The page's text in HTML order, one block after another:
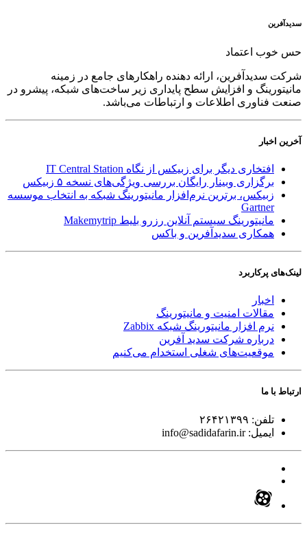
سدید‌آفرین
حس خوب اعتماد
شرکت سدید‌آفرین، ارائه دهنده راهکارهای جامع در زمینه
مانیتورینگ و افزایش سطح پایداری زیر ساخت‌های شبکه، پیشرو در
صنعت فناوری اطلاعات و ارتباطات می‌باشد.
آخرین اخبار
افتخاری دیگر برای زبیکس از نگاه IT Central Station
برگزاری وبینار رایگان بررسی ویژگی‌های نسخه ۵ زبیکس
زبیکس، برترین نرم‌افزار مانیتورینگ شبکه به انتخاب موسسه
Gartner
مانیتورینگ سیستم آنلاین رزرو بلیط Makemytrip
همکاری سدیدآفرین و باکس
لینک‌های پر‌کاربرد
اخبار
مقالات امنیت و مانیتورینگ
نرم افزار مانیتورینگ شبکه Zabbix
درباره شرکت سدید آفرین
موقعیت‌های شغلی استخدام ‌می‌کنیم
ارتباط با ما
تلفن: ۲۶۴۲۱۳۹۹
ایمیل:info@sadidafarin.ir